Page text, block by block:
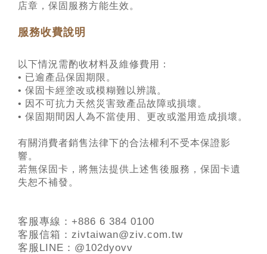
店章，保固服務方能生效。
服務收費說明
以下情況需酌收材料及維修費用：
• 已逾產品保固期限。
• 保固卡經塗改或模糊難以辨識。
• 因不可抗力天然災害致產品故障或損壞。
• 保固期間因人為不當使用、更改或濫用造成損壞。
有關消費者銷售法律下的合法權利不受本保證影
響。
若無保固卡，將無法提供上述售後服務，保固卡遺
失恕不補發。
客服專線：+886 6 384 0100
客服信箱：zivtaiwan@ziv.com.tw
客服LINE：@102dyovv